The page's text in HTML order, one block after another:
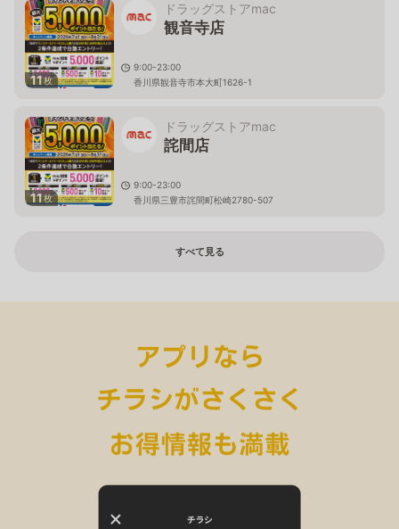
11枚
ドラッグストアmac
観音寺店
9:00-23:00
香川県観音寺市本大町1626-1
11枚
ドラッグストアmac
詫間店
9:00-23:00
香川県三豊市詫間町松崎2780-507
すべて見る